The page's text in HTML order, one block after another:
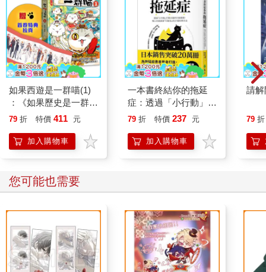
如果西遊是一群喵(1)
：《如果歷史是一群
喵》作者最新力作，附
79 折 特價 411 元
加入購物車
一本書終結你的拖延
症：透過「小行動」打
開大腦的行動開關，懶
的37個科學方法
79 折 特價 237 元
加入購物車
請解
79 折
您可能也需要